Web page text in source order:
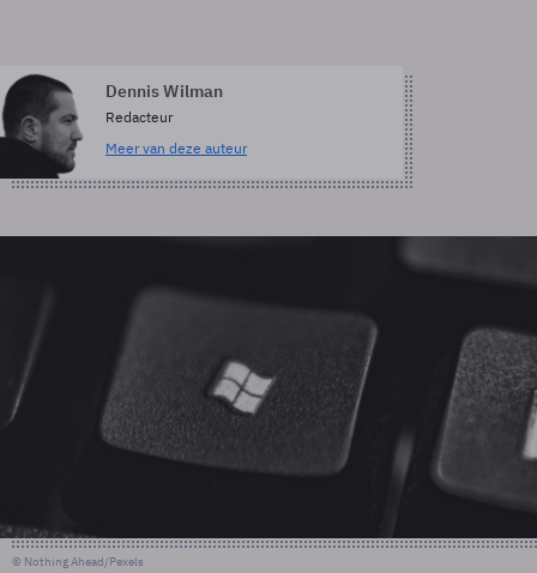
Dennis Wilman
Redacteur
Meer van deze auteur
© Nothing Ahead/Pexels